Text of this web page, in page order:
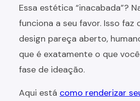
Essa estética “inacabada”?
funciona a seu favor. Isso faz
design pareça aberto,
que é exatamente o que
fase de ideação.
Aqui está como renderizar